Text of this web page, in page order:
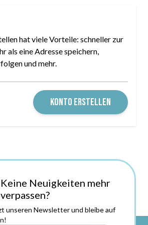
hat viele Vorteile: schneller zur
als eine Adresse speichern,
und mehr.
KONTO ERSTELLEN
Keine Neuigkeiten mehr
verpassen?
unseren Newsletter und bleibe auf